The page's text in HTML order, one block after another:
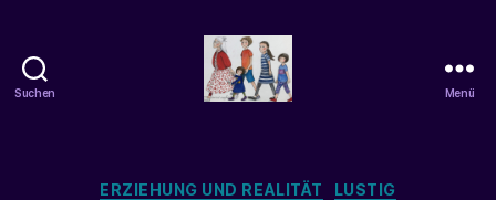
Suchen Menü
Kategorien
ERZIEHUNG UND REALITÄT LUSTIG